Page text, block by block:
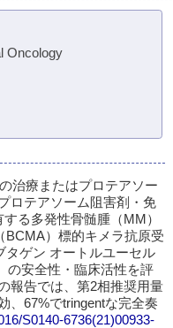
Oncology
治療またはプロテアソー
ロテアソーム阻害剤・免
る多発性骨髄腫（MM）
BCMA）標的キメラ抗原受
タゲン オートルユーセル
の安全性・臨床活性を評
報告では、第2相推奨用量
、67%でtringentな完全奏
S0140-6736(21)00933-